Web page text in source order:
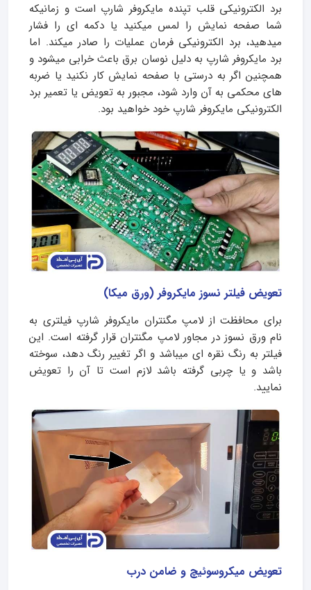
برد الکترونیکی قلب تپنده مایکروفر شارپ است و زمانیکه
شما صفحه نمایش را لمس میکنید یا دکمه ای را فشار
میدهید، برد الکترونیکی فرمان عملیات را صادر میکند. اما
برد مایکروفر شارپ به دلیل نوسان برق باعث خرابی میشود و
همچنین اگر به درستی با صفحه نمایش کار نکنید یا ضربه
های محکمی به آن وارد شود، مجبور به تعویض یا تعمیر برد
الکترونیکی مایکروفر شارپ خود خواهید بود.
تعویض فیلتر نسوز مایکروفر (ورق میکا)
برای محافظت از لامپ مگنتران مایکروفر شارپ فیلتری به
نام ورق نسوز در مجاور لامپ مگنتران قرار گرفته است. این
فیلتر به رنگ نقره ای میباشد و اگر تغییر رنگ دهد، سوخته
باشد و یا چربی گرفته باشد لازم است تا آن را تعویض
نمایید.
تعویض میکروسوئیچ و ضامن درب